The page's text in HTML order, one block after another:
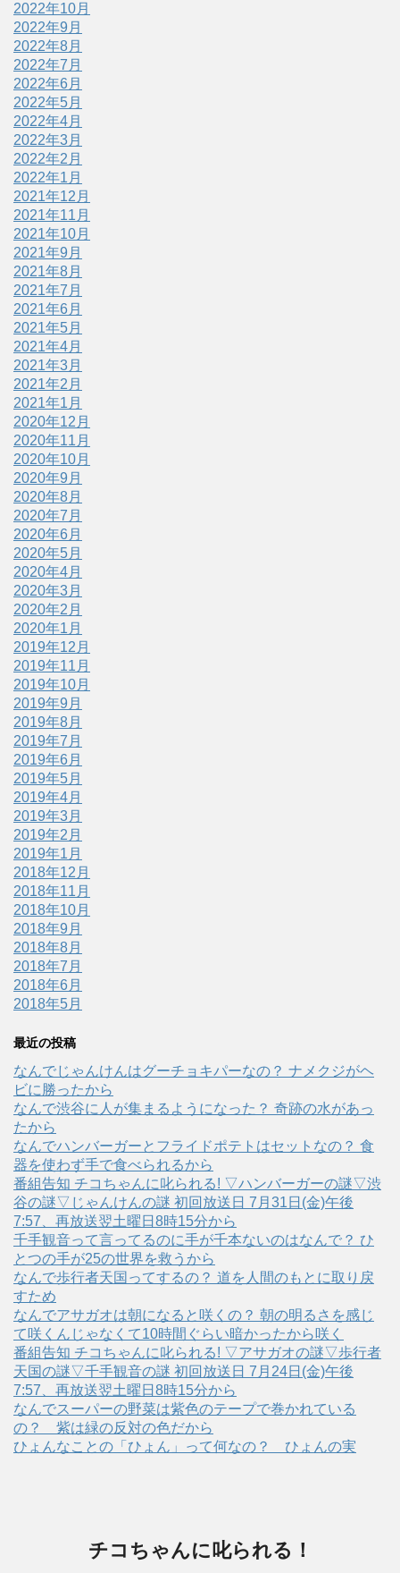
2022年10月
2022年9月
2022年8月
2022年7月
2022年6月
2022年5月
2022年4月
2022年3月
2022年2月
2022年1月
2021年12月
2021年11月
2021年10月
2021年9月
2021年8月
2021年7月
2021年6月
2021年5月
2021年4月
2021年3月
2021年2月
2021年1月
2020年12月
2020年11月
2020年10月
2020年9月
2020年8月
2020年7月
2020年6月
2020年5月
2020年4月
2020年3月
2020年2月
2020年1月
2019年12月
2019年11月
2019年10月
2019年9月
2019年8月
2019年7月
2019年6月
2019年5月
2019年4月
2019年3月
2019年2月
2019年1月
2018年12月
2018年11月
2018年10月
2018年9月
2018年8月
2018年7月
2018年6月
2018年5月
最近の投稿
なんでじゃんけんはグーチョキパーなの？ ナメクジがヘ
ビに勝ったから
なんで渋谷に人が集まるようになった？ 奇跡の水があっ
たから
なんでハンバーガーとフライドポテトはセットなの？ 食
器を使わず手で食べられるから
番組告知 チコちゃんに叱られる! ▽ハンバーガーの謎▽渋
谷の謎▽じゃんけんの謎 初回放送日 7月31日(金)午後
7:57、再放送翌土曜日8時15分から
千手観音って言ってるのに手が千本ないのはなんで？ ひ
とつの手が25の世界を救うから
なんで歩行者天国ってするの？ 道を人間のもとに取り戻
すため
なんでアサガオは朝になると咲くの？ 朝の明るさを感じ
て咲くんじゃなくて10時間ぐらい暗かったから咲く
番組告知 チコちゃんに叱られる! ▽アサガオの謎▽歩行者
天国の謎▽千手観音の謎 初回放送日 7月24日(金)午後
7:57、再放送翌土曜日8時15分から
なんでスーパーの野菜は紫色のテープで巻かれている
の？ 紫は緑の反対の色だから
ひょんなことの「ひょん」って何なの？ ひょんの実
チコちゃんに叱られる！